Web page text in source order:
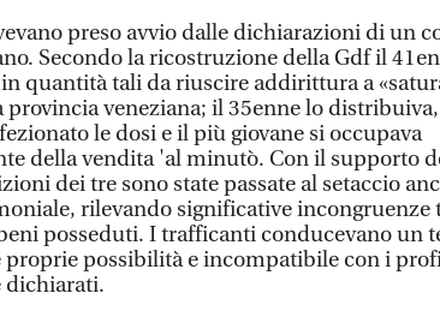
preso avvio dalle dichiarazioni di un
Secondo la ricostruzione della Gdf il
quantità tali da riuscire addirittura a
provincia veneziana; il 35enne lo
le dosi e il più giovane si occupava
della vendita 'al minutò. Con il supporto
dei tre sono state passate al setaccio
rilevando significative incongruenze
posseduti. I trafficanti conducevano un
proprie possibilità e incompatibile con i